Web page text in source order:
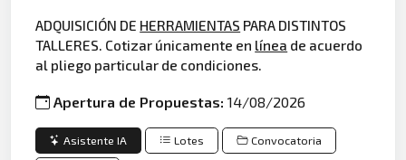
ADQUISICIÓN DE HERRAMIENTAS PARA DISTINTOS
TALLERES. Cotizar únicamente en línea de acuerdo
al pliego particular de condiciones.
Apertura de Propuestas:14/08/2026
Asistente IA Lotes Convocatoria